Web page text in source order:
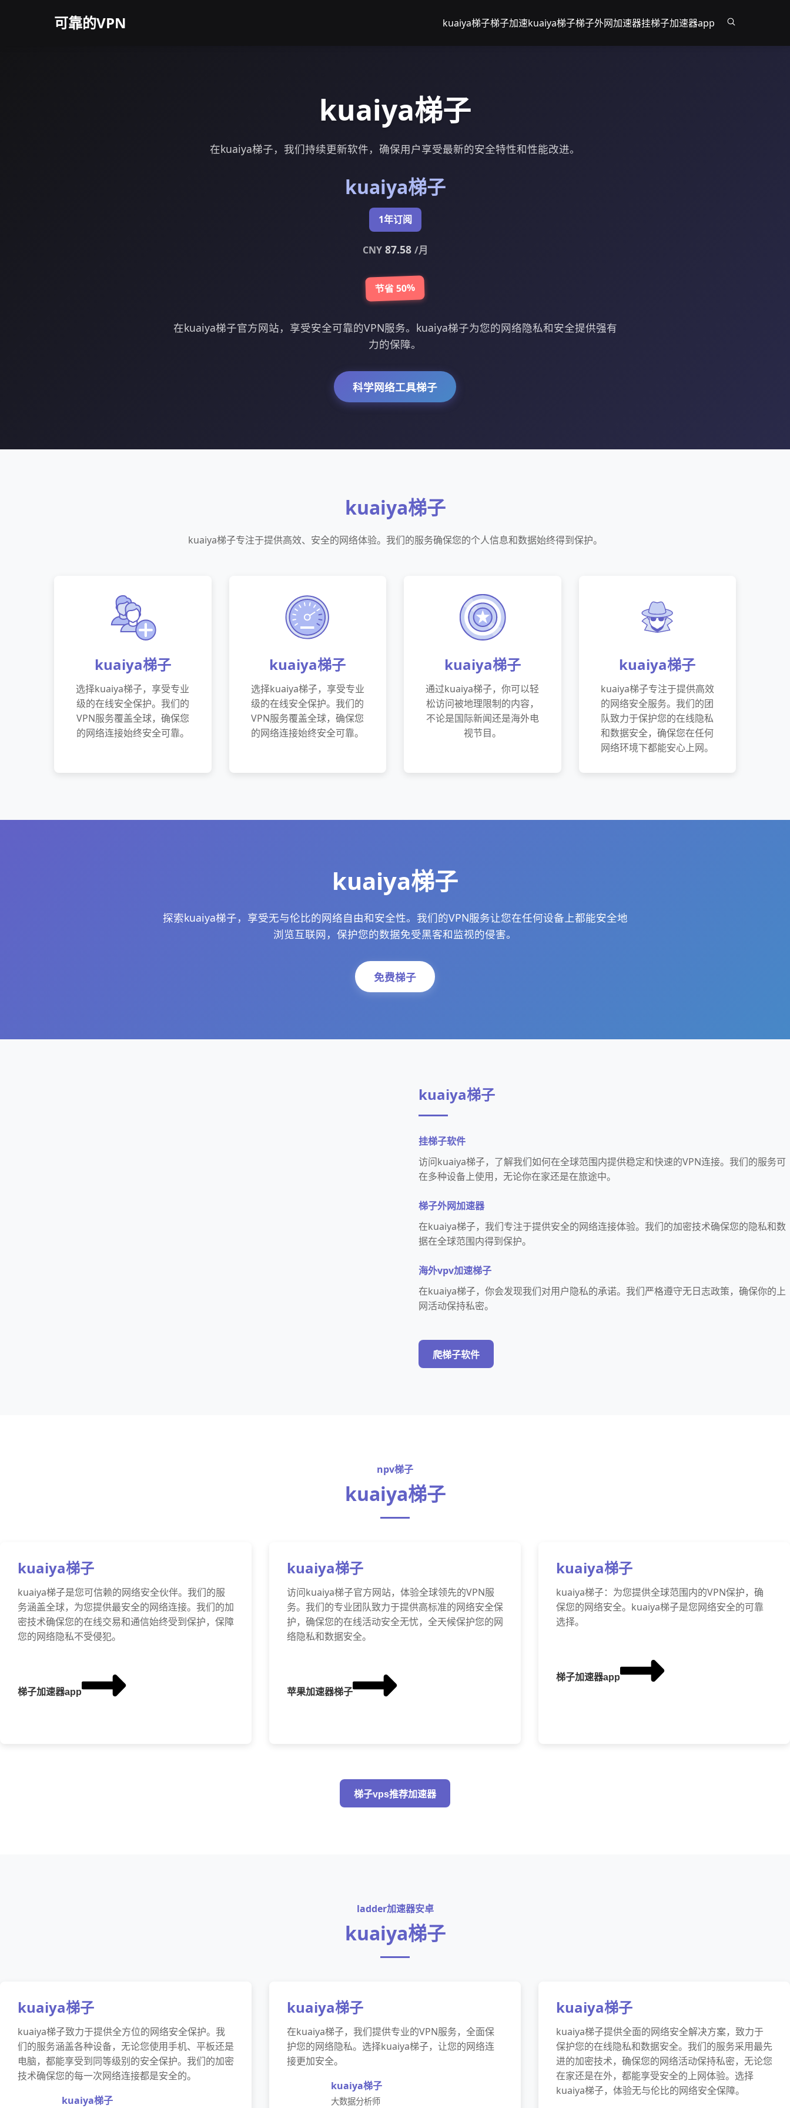
可靠的VPN kuaiya梯子梯子加速kuaiya梯子梯子外网加速器挂梯子加速器app
kuaiya梯子
在kuaiya梯子，我们持续更新软件，确保用户享受最新的安全特性和性能改进。
kuaiya梯子
1年订阅
CNY87.58 /月
节省 50%
在kuaiya梯子官方网站，享受安全可靠的VPN服务。kuaiya梯子为您的网络隐私和安全提供强有
力的保障。
科学网络工具梯子
kuaiya梯子
kuaiya梯子专注于提供高效、安全的网络体验。我们的服务确保您的个人信息和数据始终得到保护。
kuaiya梯子
选择kuaiya梯子，享受专业
级的在线安全保护。我们的
VPN服务覆盖全球，确保您
的网络连接始终安全可靠。
kuaiya梯子
选择kuaiya梯子，享受专业
级的在线安全保护。我们的
VPN服务覆盖全球，确保您
的网络连接始终安全可靠。
kuaiya梯子
通过kuaiya梯子，你可以轻
松访问被地理限制的内容，
不论是国际新闻还是海外电
视节目。
kuaiya梯子
kuaiya梯子专注于提供高效
的网络安全服务。我们的团
队致力于保护您的在线隐私
和数据安全，确保您在任何
网络环境下都能安心上网。
kuaiya梯子
探索kuaiya梯子，享受无与伦比的网络自由和安全性。我们的VPN服务让您在任何设备上都能安全地
浏览互联网，保护您的数据免受黑客和监视的侵害。
免费梯子
kuaiya梯子
挂梯子软件
访问kuaiya梯子，了解我们如何在全球范围内提供稳定和快速的VPN连接。我们的服务可
在多种设备上使用，无论你在家还是在旅途中。
梯子外网加速器
在kuaiya梯子，我们专注于提供安全的网络连接体验。我们的加密技术确保您的隐私和数
据在全球范围内得到保护。
海外vpv加速梯子
在kuaiya梯子，你会发现我们对用户隐私的承诺。我们严格遵守无日志政策，确保你的上
网活动保持私密。
爬梯子软件
npv梯子
kuaiya梯子
kuaiya梯子
kuaiya梯子是您可信赖的网络安全伙伴。我们的服
务涵盖全球，为您提供最安全的网络连接。我们的加
密技术确保您的在线交易和通信始终受到保护，保障
您的网络隐私不受侵犯。
梯子加速器app
kuaiya梯子
访问kuaiya梯子官方网站，体验全球领先的VPN服
务。我们的专业团队致力于提供高标准的网络安全保
护，确保您的在线活动安全无忧，全天候保护您的网
络隐私和数据安全。
苹果加速器梯子
kuaiya梯子
kuaiya梯子：为您提供全球范围内的VPN保护，确
保您的网络安全。kuaiya梯子是您网络安全的可靠
选择。
梯子加速器app
梯子vps推荐加速器
ladder加速器安卓
kuaiya梯子
kuaiya梯子
kuaiya梯子致力于提供全方位的网络安全保护。我
们的服务涵盖各种设备，无论您使用手机、平板还是
电脑，都能享受到同等级别的安全保护。我们的加密
技术确保您的每一次网络连接都是安全的。
kuaiya梯子
kuaiya梯子
在kuaiya梯子，我们提供专业的VPN服务，全面保
护您的网络隐私。选择kuaiya梯子，让您的网络连
接更加安全。
kuaiya梯子
大数据分析师
kuaiya梯子
kuaiya梯子提供全面的网络安全解决方案，致力于
保护您的在线隐私和数据安全。我们的服务采用最先
进的加密技术，确保您的网络活动保持私密，无论您
在家还是在外，都能享受安全的上网体验。选择
kuaiya梯子，体验无与伦比的网络安全保障。